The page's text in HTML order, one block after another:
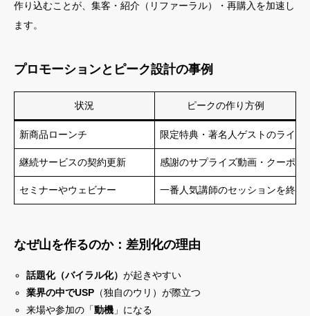
作り込むことが、集客・紹介（リファーラル）・再購入を加速し
ます。
プロモーションとピーク設計の事例
状況 ピークの作り方例
新商品ローンチ 限定特典・著名人ゲストのライブ
継続サービスの契約更新 感謝のサプライズ動画・クーポン
セミナーやウェビナー 一番人気講師のセッションを終盤
なぜ山を作るのか：差別化の理由
話題化（バイラル化）が起きやすい
業界の中でUSP （独自のウリ）が際立つ
来場や参加の「動機 」になる